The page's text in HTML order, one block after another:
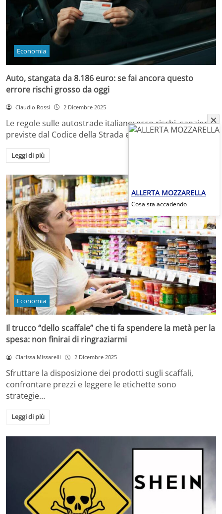
Economia
Auto, stangata da 8.186 euro: se fai ancora questo
errore rischi grosso da oggi
Claudio Rossi 2 Dicembre 2025
Le regole sulle autostrade italiane: ecco rischi, sanzioni
previste dal Codice della Strada e come…
Leggi di più
Economia
Il trucco “dello scaffale” che ti fa spendere la metà per la
spesa: non finirai di ringraziarmi
Clarissa Missarelli 2 Dicembre 2025
Sfruttare la disposizione dei prodotti sugli scaffali,
confrontare prezzi e leggere le etichette sono
strategie…
Leggi di più
ALLERTA MOZZARELLA
Cosa sta accadendo